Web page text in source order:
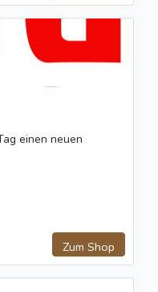
einen neuen
Zum Shop